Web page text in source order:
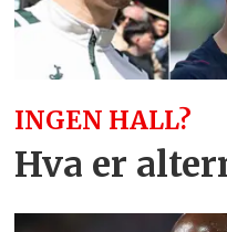
INGEN HALL?
Hva er